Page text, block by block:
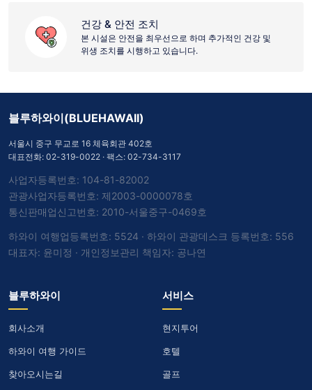
건강 & 안전 조치
본 시설은 안전을 최우선으로 하며 추가적인 건강 및
위생 조치를 시행하고 있습니다.
블루하와이(BLUEHAWAII)
서울시 중구 무교로 16 체육회관 402호
대표전화: 02-319-0022 · 팩스: 02-734-3117
사업자등록번호: 104-81-82002
관광사업자등록번호: 제2003-0000078호
통신판매업신고번호: 2010-서울중구-0469호
하와이 여행업등록번호: 5524 · 하와이 관광데스크 등록번호: 556
대표자: 윤미정 · 개인정보관리 책임자: 공나연
블루하와이
회사소개
하와이 여행 가이드
찾아오시는길
서비스
현지투어
호텔
골프